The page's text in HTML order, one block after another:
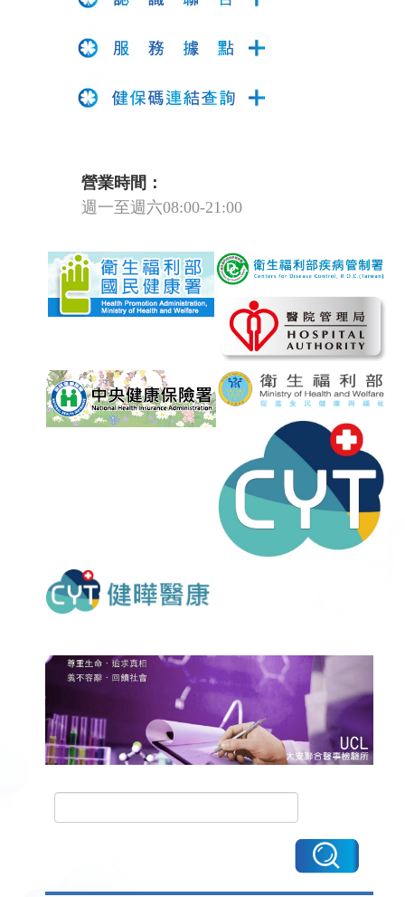
營業時間：
週一至週六08:00-21:00